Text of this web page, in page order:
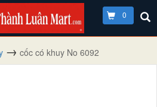
0
cốc có khuy No 6092